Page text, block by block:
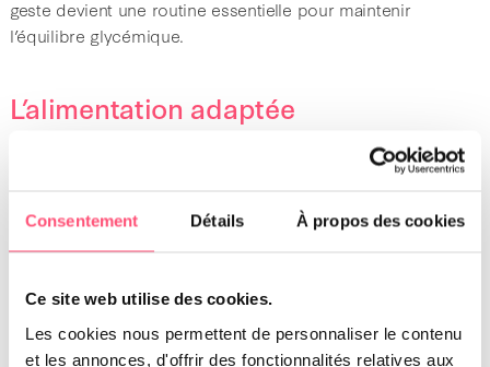
Consentement Détails À propos des cookies
Ce site web utilise des cookies.
Les cookies nous permettent de personnaliser le contenu
et les annonces, d'offrir des fonctionnalités relatives aux
geste devient une routine essentielle pour maintenir
l’équilibre glycémique.
L’alimentation adaptée
L’alimentation joue un rôle clé dans la gestion du diabète.
Une nourriture spécifique, riche en fibres et pauvre en
sucres rapides, permet de stabiliser la glycémie. Les repas
doivent être donnés à heures fixes, en cohérence avec les
injections d’insuline.
Un suivi strict de l’alimentation est indispensable, car toute
variation peut perturber l’équilibre du diabète. Il est
également important d’éviter les friandises inadaptées.